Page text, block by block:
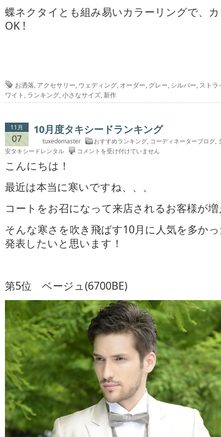
蝶ネクタイとも組み易いカラーリングで、
OK !
お洒落, アクセサリー, ウェディング, オーダー, グレー, シルバー, ストラ
ワイト , ランキング,小さなサイズ, 新作
11月
07
10月度タキシードランキング
tuxedomaster おすすめランキング, コーディネーターブログ,
安タキシードレンタル
10
キ
ー
ラ
ン
キ
コメントを受け付けていません
こんにちは！
最近は本当に寒いですね、、、
コートをお召になって来店されるお客様が
そんな寒さを吹き飛ばす10月に人気を多か
発表したいと思います！
第5位 ベージュ(6700BE)